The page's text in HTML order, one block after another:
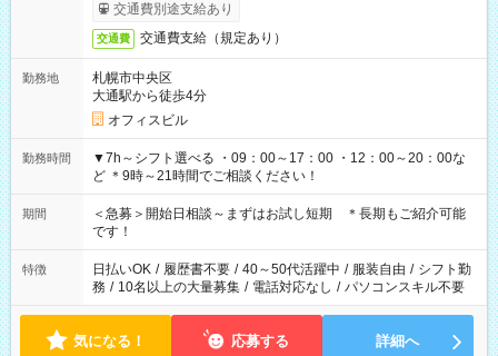
交通費別途支給あり
交通費 交通費支給（規定あり）
勤務地
札幌市中央区
大通駅から徒歩4分
オフィスビル
勤務時間
▼7h～シフト選べる ・09：00～17：00 ・12：00～20：00な
ど ＊9時～21時間でご相談ください！
期間
＜急募＞開始日相談～まずはお試し短期 ＊長期もご紹介可能
です！
特徴 日払いOK / 履歴書不要 / 40～50代活躍中 / 服装自由 / シフト勤
務 / 10名以上の大量募集 / 電話対応なし / パソコンスキル不要
気になる！ 応募する 詳細へ